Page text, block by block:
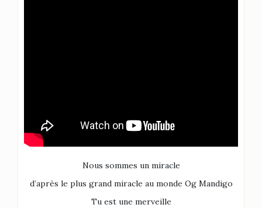
Nous sommes un miracle
d’après le plus grand miracle au monde Og Mandigo
Tu est une merveille